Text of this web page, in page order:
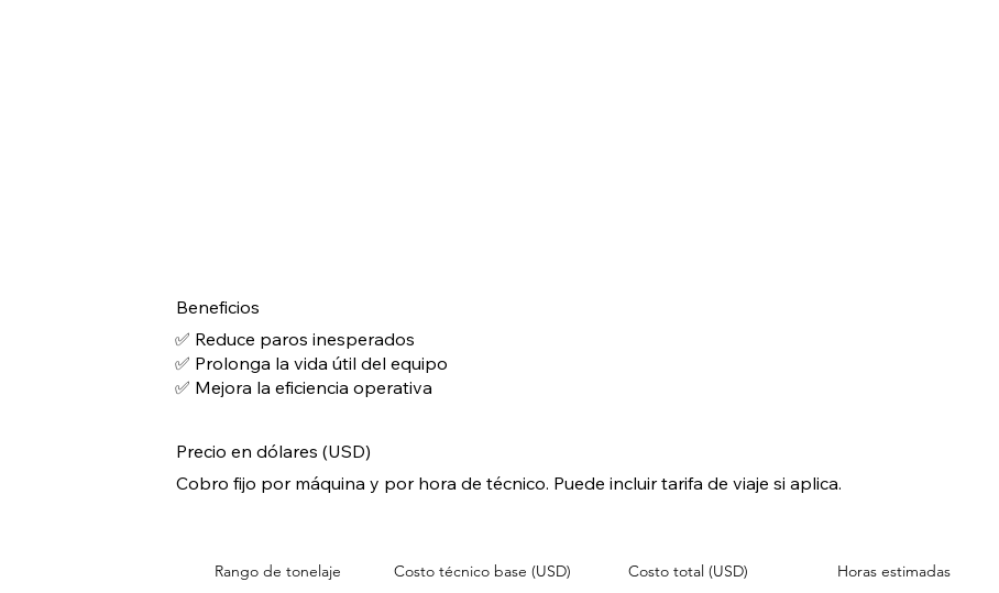
Beneficios
✅ Reduce paros inesperados
✅ Prolonga la vida útil del equipo
✅ Mejora la eficiencia operativa
Precio en dólares (USD)
Cobro fijo por máquina y por hora de técnico. Puede incluir tarifa de viaje si aplica.
Rango de tonelaje Costo técnico base (USD) Costo total (USD) Horas estimadas